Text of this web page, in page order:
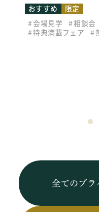
おすすめ
限定
会場見学
相談会
特典満載フェア
全てのブラ